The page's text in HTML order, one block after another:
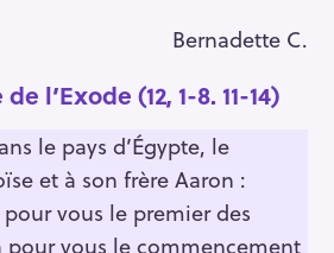
Bernadette C.
l’Exode (12, 1-8. 11-14)
le pays d’Égypte, le
et à son frère Aaron :
vous le premier des
vous le commencement